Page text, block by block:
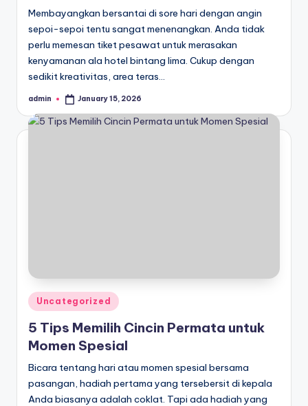
Membayangkan bersantai di sore hari dengan angin
sepoi-sepoi tentu sangat menenangkan. Anda tidak
perlu memesan tiket pesawat untuk merasakan
kenyamanan ala hotel bintang lima. Cukup dengan
sedikit kreativitas, area teras…
Posted
admin January 15, 2026
Posted
in
Uncategorized
5 Tips Memilih Cincin Permata untuk
Momen Spesial
Bicara tentang hari atau momen spesial bersama
pasangan, hadiah pertama yang tersebersit di kepala
Anda biasanya adalah coklat. Tapi ada hadiah yang